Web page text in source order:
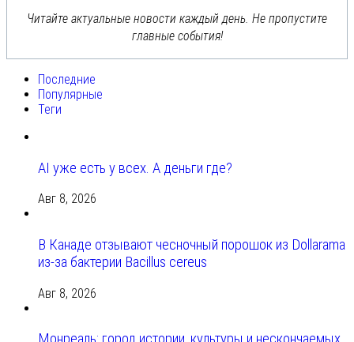
Читайте актуальные новости каждый день. Не пропустите
главные события!
Последние
Популярные
Теги
AI уже есть у всех. А деньги где?
Авг 8, 2026
В Канаде отзывают чесночный порошок из Dollarama
из-за бактерии Bacillus cereus
Авг 8, 2026